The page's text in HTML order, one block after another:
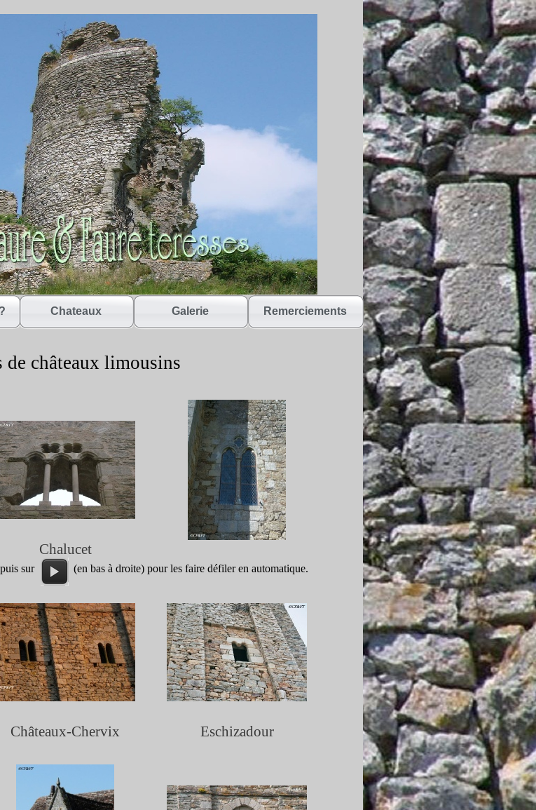
Chateaux Galerie Remerciements
de châteaux limousins
puis sur (en bas à droite) pour les faire défiler en automatique.
Chalucet
Châteaux-Chervix Eschizadour